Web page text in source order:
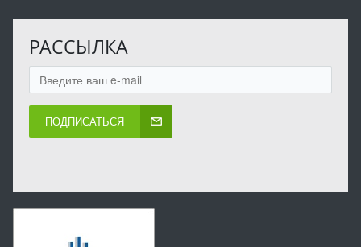
РАССЫЛКА
ПОДПИСАТЬСЯ